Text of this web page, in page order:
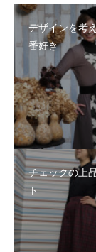
デザインを考
番好き
チェックの上
ト